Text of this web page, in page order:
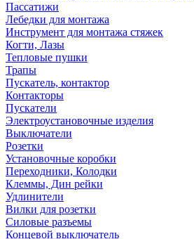
Пассатижи
Лебедки для монтажа
Инструмент для монтажа стяжек
Когти, Лазы
Тепловые пушки
Трапы
Пускатель, контактор
Контакторы
Пускатели
Электроустановочные изделия
Выключатели
Розетки
Установочные коробки
Переходники, Колодки
Клеммы, Дин рейки
Удлинители
Вилки для розетки
Силовые разъемы
Концевой выключатель